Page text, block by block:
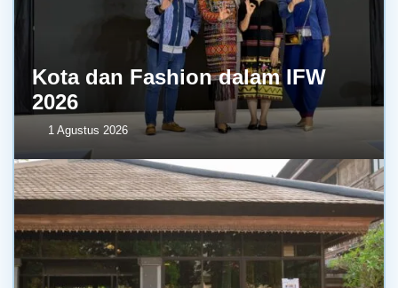
Kota dan Fashion dalam IFW
2026
1 Agustus 2026